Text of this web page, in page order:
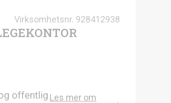
Virksomhetsnr. 928412938
offentlig Les mer om